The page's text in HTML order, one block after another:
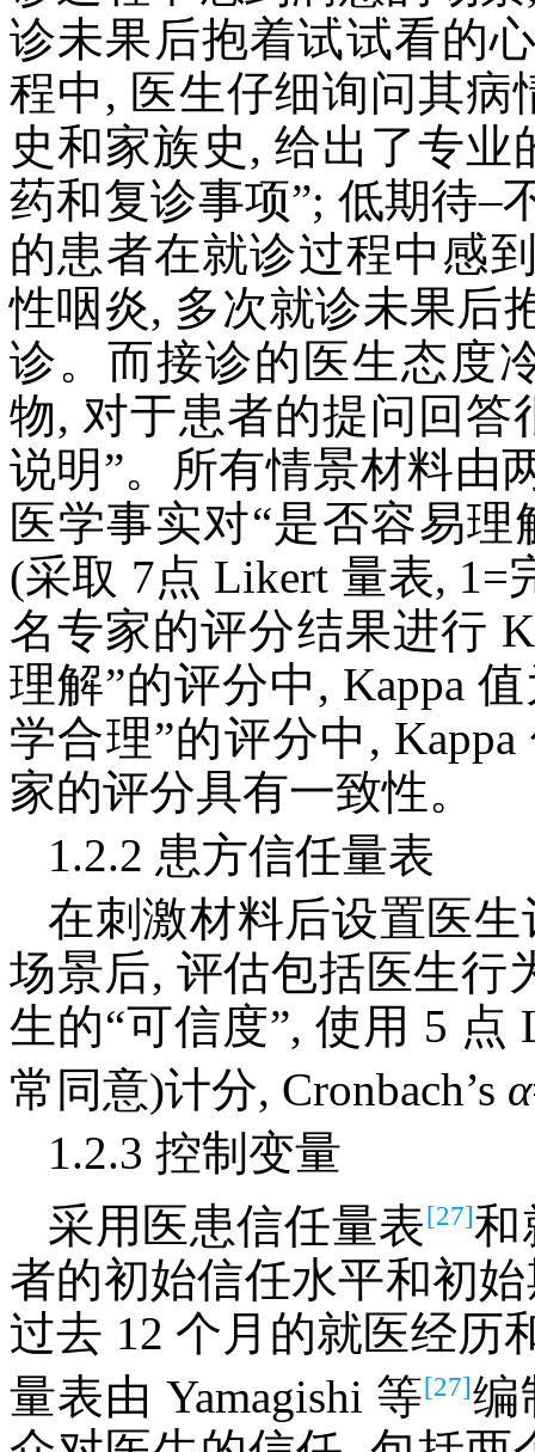
诊未果后抱着试试看的
程中, 医生仔细询问其
史和家族史, 给出了专
药和复诊事项”; 低期待–
的患者在就诊过程中感
性咽炎, 多次就诊未果后
诊。而接诊的医生态度
物, 对于患者的提问回
说明”。所有情景材料由
医学事实对“是否容易
(采取 7点 Likert 量表, 1=
名专家的评分结果进行
理解”的评分中, Kappa
学合理”的评分中,
家的评分具有一致性。
1.2.2 患方信任量表
在刺激材料后设置医
场景后, 评估包括医生行
生的“可信度”, 使用 5 点
常同意)计分, Cronbach’s α
1.2.3 控制变量
采用医患信任量表[27]和
者的初始信任水平和初
过去 12 个月的就医经历
量表由 Yamagishi 等[27]编